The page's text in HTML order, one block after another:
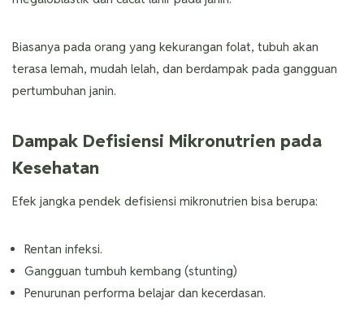
Biasanya pada orang yang kekurangan folat, tubuh akan
terasa lemah, mudah lelah, dan berdampak pada gangguan
pertumbuhan janin.
Dampak Defisiensi Mikronutrien pada
Kesehatan
Efek jangka pendek defisiensi mikronutrien bisa berupa:
Rentan infeksi.
Gangguan tumbuh kembang (stunting)
Penurunan performa belajar dan kecerdasan.